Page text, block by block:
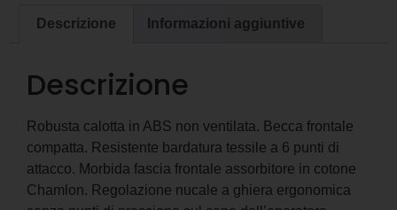
Descrizione Informazioni aggiuntive
Descrizione
Robusta calotta in ABS non ventilata. Becca frontale
compatta. Resistente bardatura tessile a 6 punti di
attacco. Morbida fascia frontale assorbitore in cotone
Chamlon. Regolazione nucale a ghiera ergonomica